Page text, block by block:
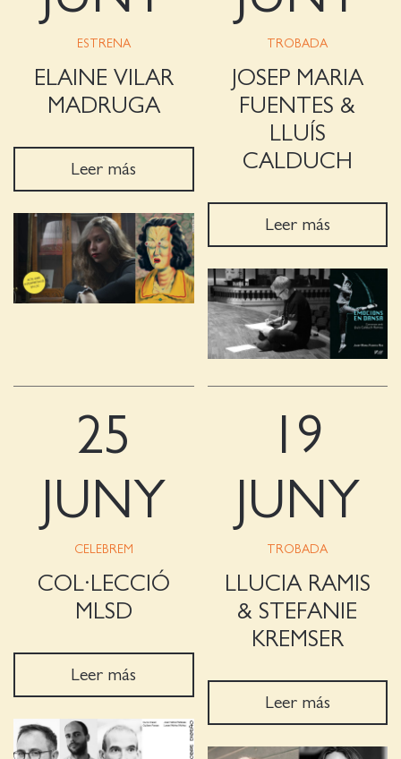
ESTRENA
ELAINE VILAR
MADRUGA
Leer más
TROBADA
JOSEP MARIA
FUENTES &
LLUÍS
CALDUCH
Leer más
25
JUNY
CELEBREM
COL·LECCIÓ
MLSD
Leer más
19
JUNY
TROBADA
LLUCIA RAMIS
& STEFANIE
KREMSER
Leer más